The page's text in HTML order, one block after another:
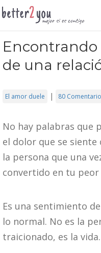
Encontrando
de una
El amor duele | 80
No hay palabras que
el dolor que se siente
la persona que una
convertido en tu peor
Es una sentimiento
lo normal. No es la
traicionado, es la vida.